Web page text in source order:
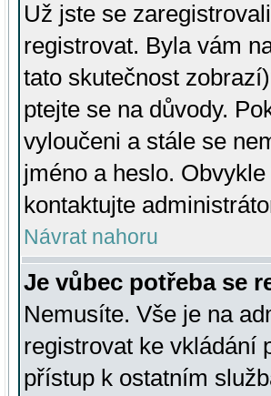
Už jste se
registrovat. Byla vám
tato skutečnost
ptejte se na důvody.
vyloučeni a stále se
jméno a heslo.
kontaktujte
Návrat nahoru
Je vůbec potřeba se
Nemusíte. Vše je na
registrovat ke vkládání
přístup k ostatním